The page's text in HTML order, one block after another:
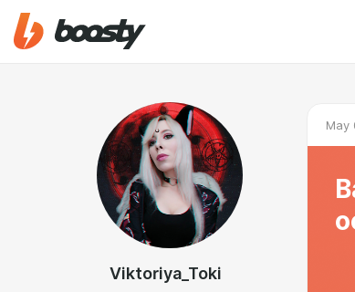
Viktoriya_Toki
May